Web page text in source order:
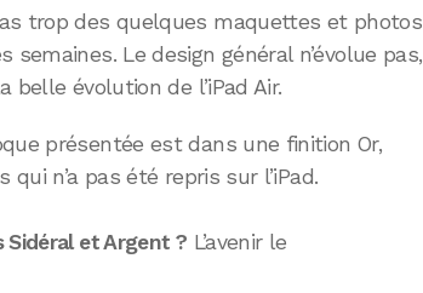
trop des quelques maquettes et photos
Le design général n’évolue pas,
évolution de l’iPad Air.
présentée est dans une finition Or,
qui n’a pas été repris sur l’iPad.
Sidéral et Argent ? L’avenir le